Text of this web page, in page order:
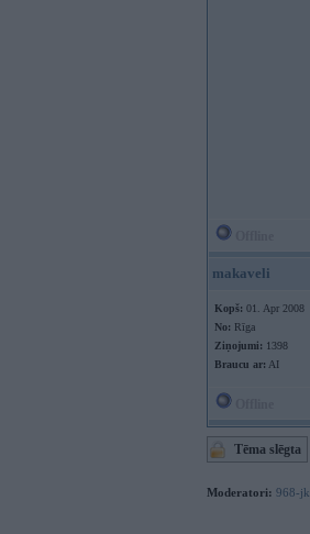
makaveli
Kopš: 01. Apr 2008
No: Rīga
Ziņojumi: 1398
Braucu ar: AI
Tēma slēgta
Moderatori: 968-jk